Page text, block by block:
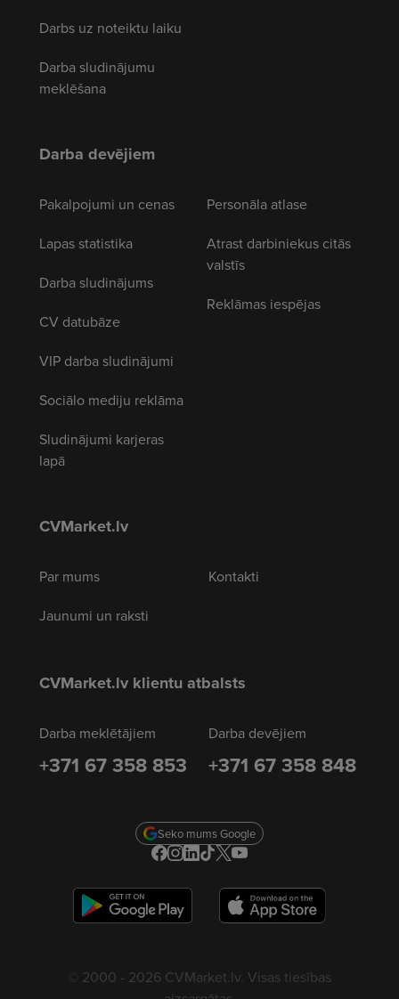
Darbs uz noteiktu laiku
Darba sludinājumu
meklēšana
Darba devējiem
Pakalpojumi un cenas
Lapas statistika
Darba sludinājums
CV datubāze
VIP darba sludinājumi
Sociālo mediju reklāma
Sludinājumi karjeras
lapā
Personāla atlase
Atrast darbiniekus citās
valstīs
Reklāmas iespējas
CVMarket.lv
Par mums
Jaunumi un raksti
Kontakti
CVMarket.lv klientu atbalsts
Darba meklētājiem
+371 67 358 853
Darba devējiem
+371 67 358 848
Seko mums Google
© 2000 - 2026 CVMarket.lv. Visas tiesības